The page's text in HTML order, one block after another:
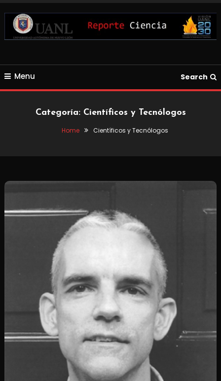
Content
Menu Search
Categoría: Científicos y Tecnólogos
Home Científicos y Tecnólogos